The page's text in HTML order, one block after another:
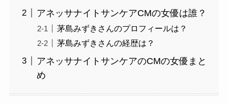
アネッサナイトサンケアCMの女優は誰？
茅島みずきさんのプロフィールは？
茅島みずきさんの経歴は？
アネッサナイトサンケアのCMの女優まと
め